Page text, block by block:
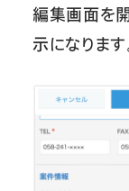
編集画面を
示になります